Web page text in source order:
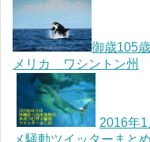
御歳105
メリカ ワシントン州
2016年